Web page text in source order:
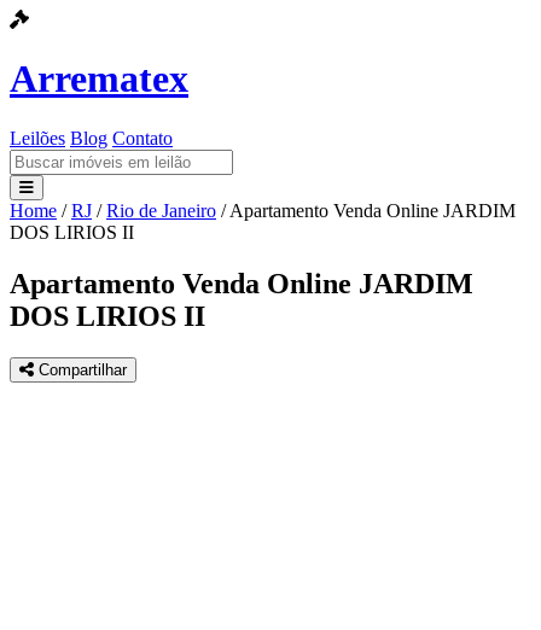
Arrematex
Leilões Blog Contato
Leilões
Blog
Contato
Home / RJ / Rio de Janeiro / Apartamento Venda Online JARDIM
DOS LIRIOS II
Apartamento Venda Online JARDIM
DOS LIRIOS II
Compartilhar